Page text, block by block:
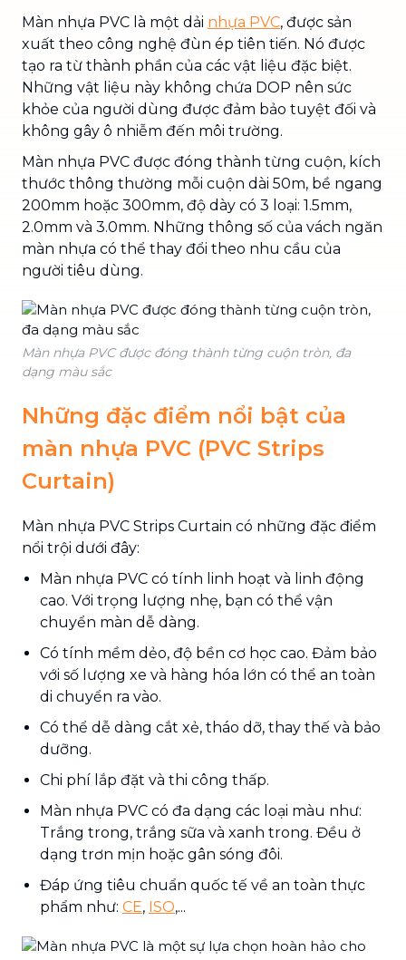
Màn nhựa PVC là một dải nhựa PVC, được sản
xuất theo công nghệ đùn ép tiên tiến. Nó được
tạo ra từ thành phần của các vật liệu đặc biệt.
Những vật liệu này không chứa DOP nên sức
khỏe của người dùng được đảm bảo tuyệt đối và
không gây ô nhiễm đến môi trường.
Màn nhựa PVC được đóng thành từng cuộn, kích
thước thông thường mỗi cuộn dài 50m, bề ngang
200mm hoặc 300mm, độ dày có 3 loại: 1.5mm,
2.0mm và 3.0mm. Những thông số của vách ngăn
màn nhựa có thể thay đổi theo nhu cầu của
người tiêu dùng.
Màn nhựa PVC được đóng thành từng cuộn tròn, đa
dạng màu sắc
Những đặc điểm nổi bật của
màn nhựa PVC (PVC Strips
Curtain)
Màn nhựa PVC Strips Curtain có những đặc điểm
nổi trội dưới đây:
Màn nhựa PVC có tính linh hoạt và linh động
cao. Với trọng lượng nhẹ, bạn có thể vận
chuyển màn dễ dàng.
Có tính mềm dẻo, độ bền cơ học cao. Đảm bảo
với số lượng xe và hàng hóa lớn có thể an toàn
di chuyển ra vào.
Có thể dễ dàng cắt xẻ, tháo dỡ, thay thế và bảo
dưỡng.
Chi phí lắp đặt và thi công thấp.
Màn nhựa PVC có đa dạng các loại màu như:
Trắng trong, trắng sữa và xanh trong. Đều ở
dạng trơn mịn hoặc gân sóng đôi.
Đáp ứng tiêu chuẩn quốc tế về an toàn thực
phẩm như: CE, ISO,...